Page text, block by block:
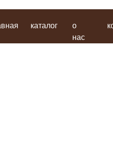
каталог о контакты